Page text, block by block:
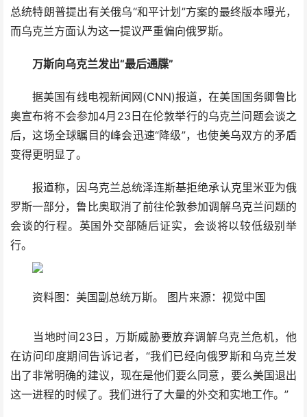
总统特朗普提出有关俄乌“和平计划”方案的最终版本曝光，
而乌克兰方面认为这一提议严重偏向俄罗斯。
万斯向乌克兰发出“最后通牒”
据美国有线电视新闻网(CNN)报道，在美国国务卿鲁比
奥宣布将不会参加4月23日在伦敦举行的乌克兰问题会谈之
后，这场全球瞩目的峰会迅速“降级”，也使美乌双方的矛盾
变得更明显了。
报道称，因乌克兰总统泽连斯基拒绝承认克里米亚为俄
罗斯一部分，鲁比奥取消了前往伦敦参加调解乌克兰问题的
会谈的行程。英国外交部随后证实，会谈将以较低级别举
行。
资料图：美国副总统万斯。 图片来源：视觉中国
当地时间23日，万斯威胁要放弃调解乌克兰危机，他
在访问印度期间告诉记者，“我们已经向俄罗斯和乌克兰发
出了非常明确的建议，现在是他们要么同意，要么美国退出
这一进程的时候了。我们进行了大量的外交和实地工作。”